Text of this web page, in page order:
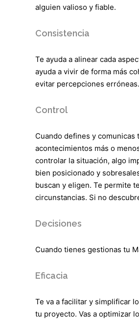
alguien valioso y fiable.
Consistencia
Te ayuda a alinear cada
ayuda a vivir de forma más
evitar percepciones erróneas.
Control
Cuando defines y comunicas
acontecimientos más o
controlar la situación, algo
bien posicionado y
buscan y eligen. Te permite
circunstancias. Si no
Decisiones
Cuando tienes gestionas tu
Eficacia
Te va a facilitar y simplificar
tu proyecto. Vas a optimizar